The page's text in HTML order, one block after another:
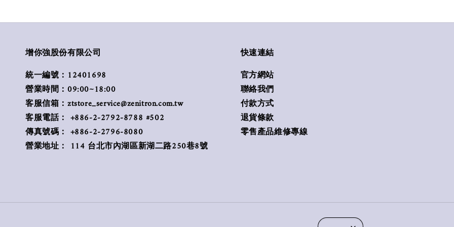
增你強股份有限公司
統一編號：12401698
營業時間：09:00~18:00
客服信箱：ztstore_service@zenitron.com.tw
客服電話： +886-2-2792-8788 #502
傳真號碼： +886-2-2796-8080
營業地址： 114 台北市內湖區新湖二路250巷8號
快速連結
官方網站
聯絡我們
付款方式
退貨條款
零售產品維修專線